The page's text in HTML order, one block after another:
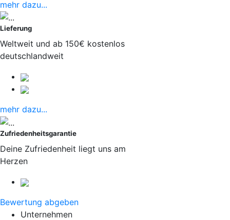
mehr dazu...
Lieferung
Weltweit und ab 150€ kostenlos
deutschlandweit
mehr dazu...
Zufriedenheitsgarantie
Deine Zufriedenheit liegt uns am
Herzen
Bewertung abgeben
Unternehmen